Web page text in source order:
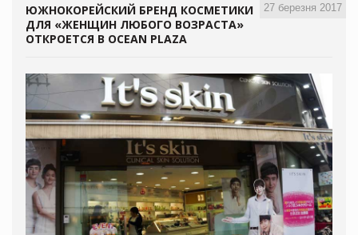
27 березня 2017
ЮЖНОКОРЕЙСКИЙ БРЕНД КОСМЕТИКИ
ДЛЯ «ЖЕНЩИН ЛЮБОГО ВОЗРАСТА»
ОТКРОЕТСЯ В OCEAN PLAZA